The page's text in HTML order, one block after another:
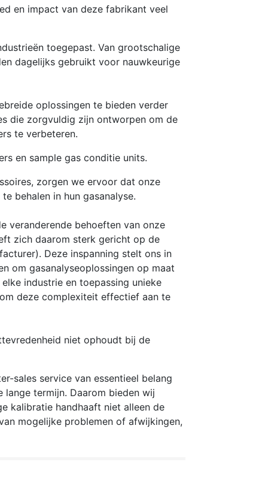
en impact van deze fabrikant veel
toegepast. Van grootschalige
dagelijks gebruikt voor nauwkeurige
oplossingen te bieden verder
die zorgvuldig zijn ontworpen om de
te verbeteren.
en sample gas conditie units.
zorgen we ervoor dat onze
behalen in hun gasanalyse.
veranderende behoeften van onze
zich daarom sterk gericht op de
Deze inspanning stelt ons in
om gasanalyseoplossingen op maat
industrie en toepassing unieke
deze complexiteit effectief aan te
niet ophoudt bij de
sales service van essentieel belang
termijn. Daarom bieden wij
kalibratie handhaaft niet alleen de
mogelijke problemen of afwijkingen,